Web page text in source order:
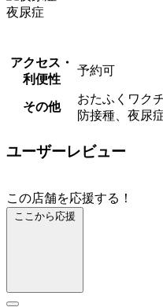
夜尿症
アクセス・
利便性
予約可
その他
おたふくワク
防接種、夜尿
ユーザーレビュー
この店舗を応援する！
ここから応援